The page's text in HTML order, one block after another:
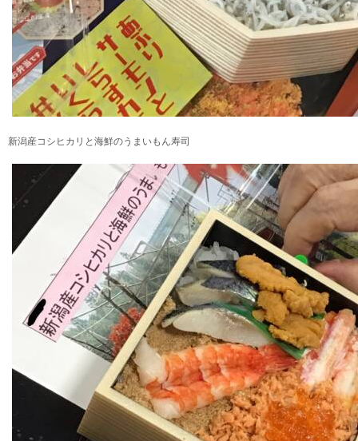
新潟産コシヒカリと海鮮のうまいもん寿司